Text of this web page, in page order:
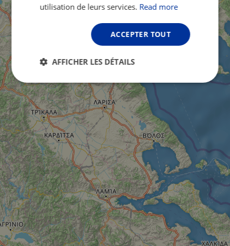
utilisation de leurs services. Read more
ACCEPTER TOUT
AFFICHER LES DÉTAILS
Strictement
nécessaires
Performance Ciblage
Fonctionnalité Non classifiés
Strictement nécessaires
Performance
Ciblage
Fonctionnalité Non classifiés
Les cookies strictement nécessaires habilitent des